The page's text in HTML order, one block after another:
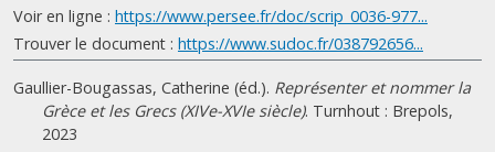
Voir en ligne : https://www.persee.fr/doc/scrip_0036-977...
Trouver le document : https://www.sudoc.fr/038792656...
Gaullier-Bougassas, Catherine (éd.). Représenter et nommer la
Grèce et les Grecs (XIVe-XVIe siècle). Turnhout : Brepols,
2023